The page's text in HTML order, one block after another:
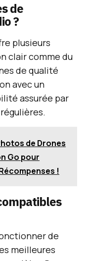
de
?
plusieurs
clair comme du
de qualité
avec un
assurée par
de Drones
Go pour
!
de
meilleures